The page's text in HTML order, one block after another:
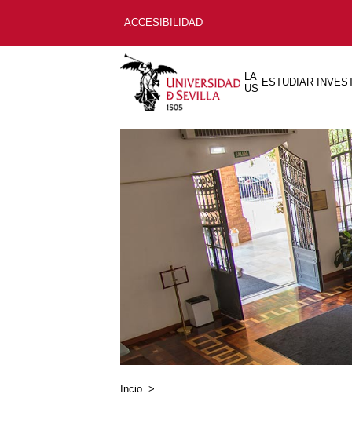
ACCESIBILIDAD
LA
US
ESTUDIAR
Incio >